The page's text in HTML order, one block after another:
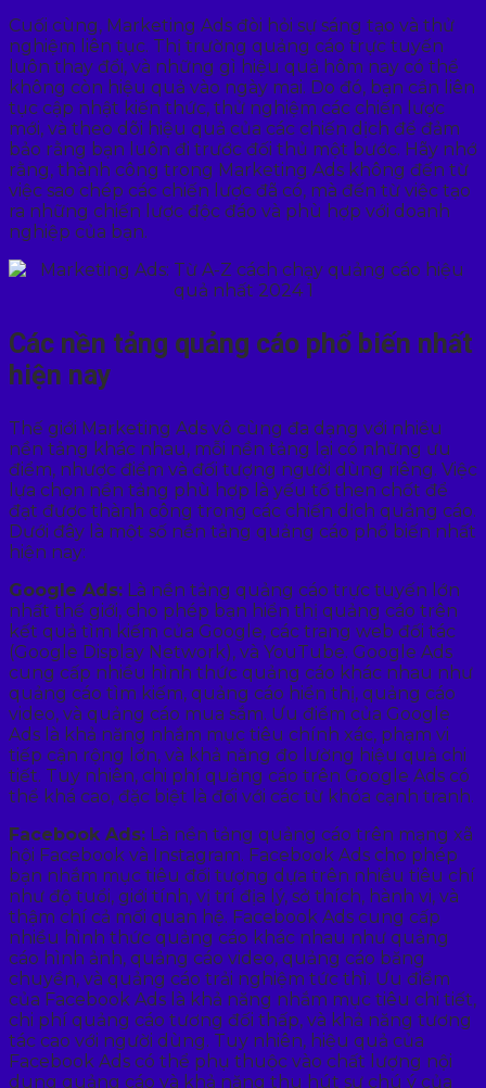
Cuối cùng, Marketing Ads đòi hỏi sự sáng tạo và thử
nghiệm liên tục. Thị trường quảng cáo trực tuyến
luôn thay đổi, và những gì hiệu quả hôm nay có thể
không còn hiệu quả vào ngày mai. Do đó, bạn cần liên
tục cập nhật kiến thức, thử nghiệm các chiến lược
mới, và theo dõi hiệu quả của các chiến dịch để đảm
bảo rằng bạn luôn đi trước đối thủ một bước. Hãy nhớ
rằng, thành công trong Marketing Ads không đến từ
việc sao chép các chiến lược đã có, mà đến từ việc tạo
ra những chiến lược độc đáo và phù hợp với doanh
nghiệp của bạn.
Các nền tảng quảng cáo phổ biến nhất
hiện nay
Thế giới Marketing Ads vô cùng đa dạng với nhiều
nền tảng khác nhau, mỗi nền tảng lại có những ưu
điểm, nhược điểm và đối tượng người dùng riêng. Việc
lựa chọn nền tảng phù hợp là yếu tố then chốt để
đạt được thành công trong các chiến dịch quảng cáo.
Dưới đây là một số nền tảng quảng cáo phổ biến nhất
hiện nay:
Google Ads: Là nền tảng quảng cáo trực tuyến lớn
nhất thế giới, cho phép bạn hiển thị quảng cáo trên
kết quả tìm kiếm của Google, các trang web đối tác
(Google Display Network), và YouTube. Google Ads
cung cấp nhiều hình thức quảng cáo khác nhau như
quảng cáo tìm kiếm, quảng cáo hiển thị, quảng cáo
video, và quảng cáo mua sắm. Ưu điểm của Google
Ads là khả năng nhắm mục tiêu chính xác, phạm vi
tiếp cận rộng lớn, và khả năng đo lường hiệu quả chi
tiết. Tuy nhiên, chi phí quảng cáo trên Google Ads có
thể khá cao, đặc biệt là đối với các từ khóa cạnh tranh.
Facebook Ads: Là nền tảng quảng cáo trên mạng xã
hội Facebook và Instagram. Facebook Ads cho phép
bạn nhắm mục tiêu đối tượng dựa trên nhiều tiêu chí
như độ tuổi, giới tính, vị trí địa lý, sở thích, hành vi, và
thậm chí cả mối quan hệ. Facebook Ads cung cấp
nhiều hình thức quảng cáo khác nhau như quảng
cáo hình ảnh, quảng cáo video, quảng cáo băng
chuyền, và quảng cáo trải nghiệm tức thì. Ưu điểm
của Facebook Ads là khả năng nhắm mục tiêu chi tiết,
chi phí quảng cáo tương đối thấp, và khả năng tương
tác cao với người dùng. Tuy nhiên, hiệu quả của
Facebook Ads có thể phụ thuộc vào chất lượng nội
dung quảng cáo và khả năng thu hút sự chú ý của